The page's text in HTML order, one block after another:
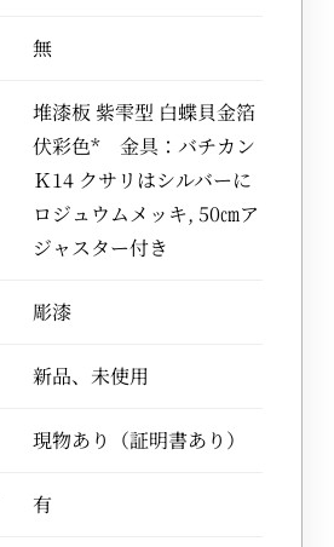
無
堆漆板 紫雫型 白蝶貝金箔
伏彩色* 金具：バチカン
Ｋ14 クサリはシルバーに
ロジュウムメッキ, 50㎝ア
ジャスター付き
彫漆
新品、未使用
現物あり（証明書あり）
有